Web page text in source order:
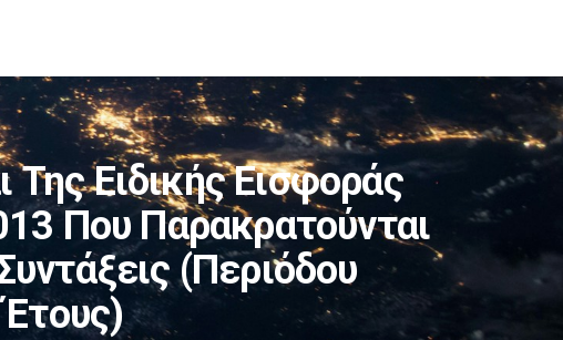
Ειδικής Εισφοράς
Που Παρακρατούνται
(περιόδου